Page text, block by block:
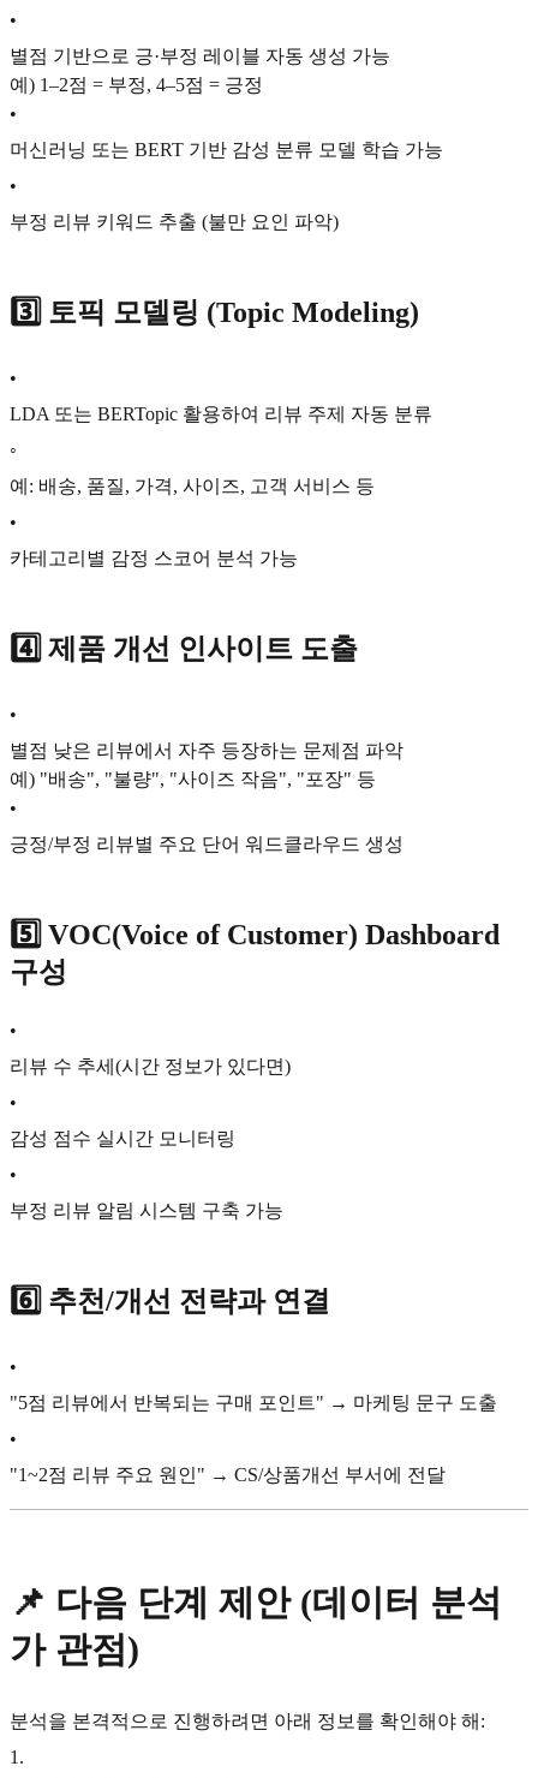
•
별점 기반으로 긍·부정 레이블 자동 생성 가능
예) 1–2점 = 부정, 4–5점 = 긍정
•
머신러닝 또는 BERT 기반 감성 분류 모델 학습 가능
•
부정 리뷰 키워드 추출 (불만 요인 파악)
3️⃣ 토픽 모델링 (Topic Modeling)
•
LDA 또는 BERTopic 활용하여 리뷰 주제 자동 분류
◦
예: 배송, 품질, 가격, 사이즈, 고객 서비스 등
•
카테고리별 감정 스코어 분석 가능
4️⃣ 제품 개선 인사이트 도출
•
별점 낮은 리뷰에서 자주 등장하는 문제점 파악
예) "배송", "불량", "사이즈 작음", "포장" 등
•
긍정/부정 리뷰별 주요 단어 워드클라우드 생성
5️⃣ VOC(Voice of Customer) Dashboard
구성
•
리뷰 수 추세(시간 정보가 있다면)
•
감성 점수 실시간 모니터링
•
부정 리뷰 알림 시스템 구축 가능
6️⃣ 추천/개선 전략과 연결
•
"5점 리뷰에서 반복되는 구매 포인트" → 마케팅 문구 도출
•
"1~2점 리뷰 주요 원인" → CS/상품개선 부서에 전달
📌 다음 단계 제안 (데이터 분석
가 관점)
분석을 본격적으로 진행하려면 아래 정보를 확인해야 해:
1 .